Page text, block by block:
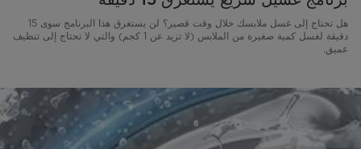
هل تحتاج إلى غسل ملابسك خلال وقت قصير؟ لن يستغرق هذا البرنامج سوى 15
دقيقة لغسل كمية صغيرة من الملابس (لا تزيد عن 1 كجم) والتي لا تحتاج إلى تنظيف
عميق.